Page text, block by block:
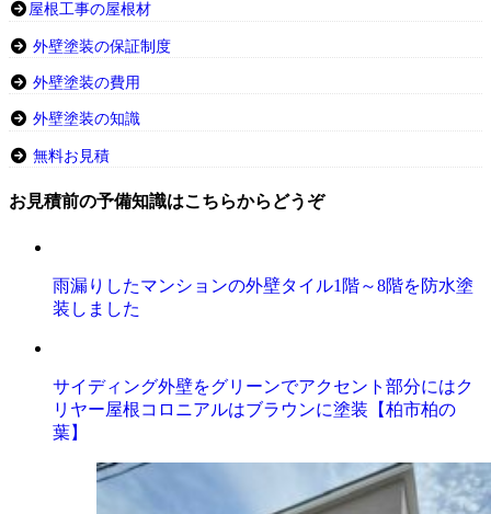
屋根工事の屋根材
外壁塗装の保証制度
外壁塗装の費用
外壁塗装の知識
無料お見積
お見積前の予備知識はこちらからどうぞ
雨漏りしたマンションの外壁タイル1階～8階を防水塗
装しました
サイディング外壁をグリーンでアクセント部分にはク
リヤー屋根コロニアルはブラウンに塗装【柏市柏の
葉】